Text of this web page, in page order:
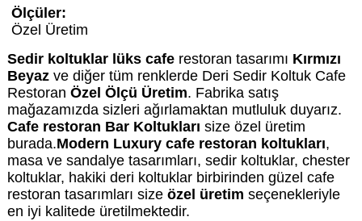
Ölçüler:
Özel Üretim
Sedir koltuklar lüks caferestoran tasarımı Kırmızı
Beyazve diğer tüm renklerde Deri Sedir Koltuk Cafe
Restoran Özel Ölçü Üretim. Fabrika satış
mağazamızda sizleri ağırlamaktan mutluluk duyarız.
Cafe restoran Bar Koltukları size özel üretim
burada.Modern Luxury cafe restoran koltukları,
masa ve sandalye tasarımları, sedir koltuklar, chester
koltuklar, hakiki deri koltuklar birbirinden güzel cafe
restoran tasarımları size özel üretim seçenekleriyle
en iyi kalitede üretilmektedir.